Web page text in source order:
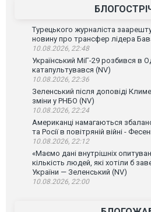
Турецького журналіста
новину про трансфер лідера
10.08.2026, 22:48
Український МіГ-29 розбився в
катапультувався (NV)
10.08.2026, 22:36
Зеленський після доповіді
зміни у РНБО (NV)
10.08.2026, 22:24
Американці намагаються
та Росії в повітряній війні -
10.08.2026, 22:12
«Маємо дані внутрішніх
кількість людей, які хотіли б
України — Зеленський (NV)
10.08.2026, 22:00